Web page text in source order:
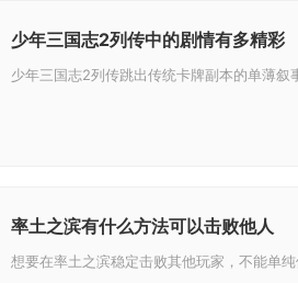
少年三国志2列传中的剧情有多精彩
率土之滨有什么方法可以击败他人